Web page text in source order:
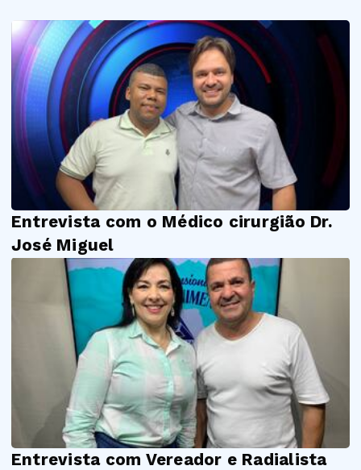
Entrevista com o Médico cirurgião Dr.
José Miguel
Entrevista com Vereador e Radialista